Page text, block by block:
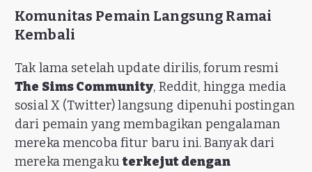
Komunitas Pemain Langsung Ramai
Kembali
Tak lama setelah update dirilis, forum resmi
The Sims Community, Reddit, hingga media
sosial X (Twitter) langsung dipenuhi postingan
dari pemain yang membagikan pengalaman
mereka mencoba fitur baru ini. Banyak dari
mereka mengakuterkejut dengan